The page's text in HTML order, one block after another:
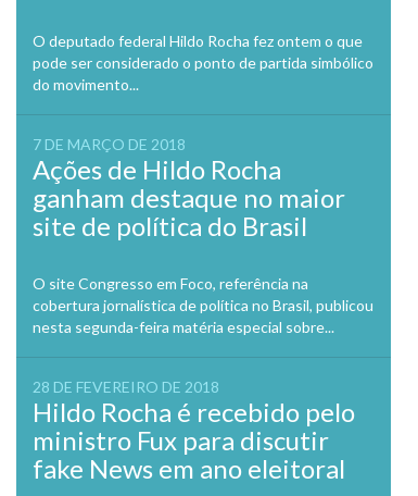
O deputado federal Hildo Rocha fez ontem o que
pode ser considerado o ponto de partida simbólico
do movimento...
7 DE MARÇO DE 2018
Ações de Hildo Rocha
ganham destaque no maior
site de política do Brasil
O site Congresso em Foco, referência na
cobertura jornalística de política no Brasil, publicou
nesta segunda-feira matéria especial sobre...
28 DE FEVEREIRO DE 2018
Hildo Rocha é recebido pelo
ministro Fux para discutir
fake News em ano eleitoral